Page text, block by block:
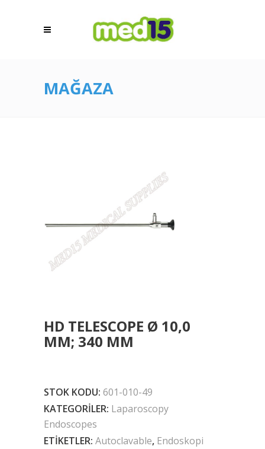
MAĞAZA
HD TELESCOPE Ø 10,0
MM; 340 MM
STOK KODU: 601-010-49
KATEGORILER: Laparoscopy
Endoscopes
ETIKETLER: Autoclavable, Endoskopi